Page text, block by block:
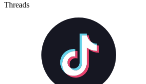
Threads